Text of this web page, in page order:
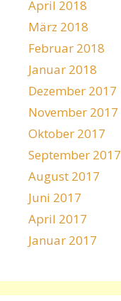
April 2018
März 2018
Februar 2018
Januar 2018
Dezember 2017
November 2017
Oktober 2017
September 2017
August 2017
Juni 2017
April 2017
Januar 2017